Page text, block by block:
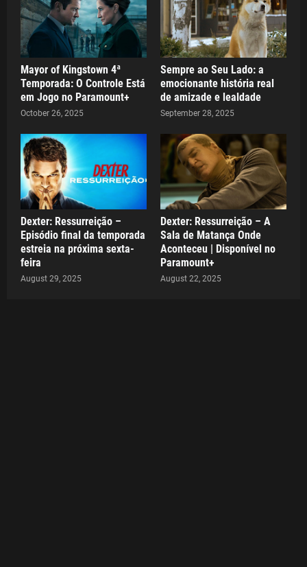
Mayor of Kingstown 4ª
Temporada: O Controle Está
em Jogo no Paramount+
October 26, 2025
Sempre ao Seu Lado: a
emocionante história real
de amizade e lealdade
September 28, 2025
Dexter: Ressurreição –
Episódio final da temporada
estreia na próxima sexta-
feira
August 29, 2025
Dexter: Ressurreição – A
Sala de Matança Onde
Aconteceu | Disponível no
Paramount+
August 22, 2025